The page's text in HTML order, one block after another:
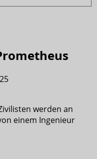
werden an
einem Ingenieur